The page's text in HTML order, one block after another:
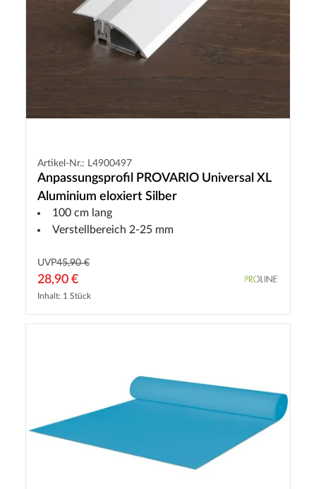
Artikel-Nr.: L4900497
Anpassungsprofil PROVARIO Universal XL
Aluminium eloxiert Silber
100 cm lang
Verstellbereich 2-25 mm
UVP45,90 €
28,90 €
Inhalt: 1 Stück